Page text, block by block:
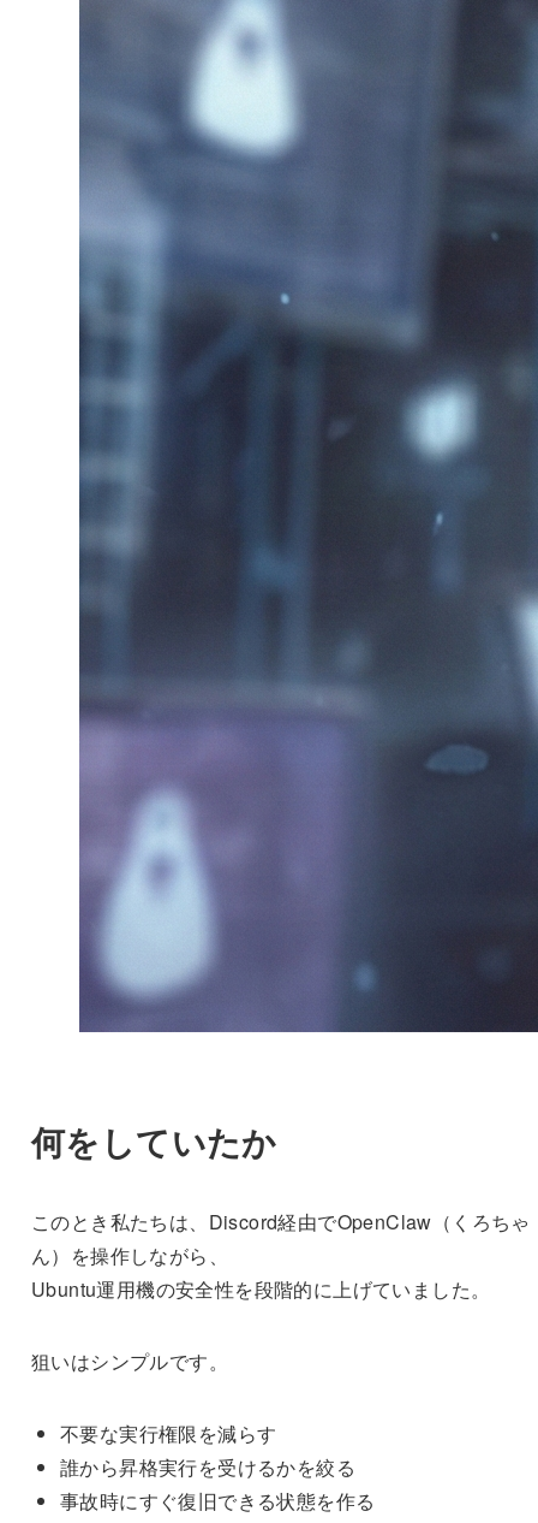
何をしていたか
このとき私たちは、Discord経由でOpenClaw（くろちゃ
ん）を操作しながら、
Ubuntu運用機の安全性を段階的に上げていました。
狙いはシンプルです。
不要な実行権限を減らす
誰から昇格実行を受けるかを絞る
事故時にすぐ復旧できる状態を作る